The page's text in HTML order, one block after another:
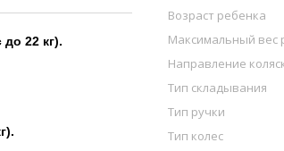
22 кг).
Возраст ребенка
Максимальный вес
Направление
Тип складывания
Тип ручки
Тип колес